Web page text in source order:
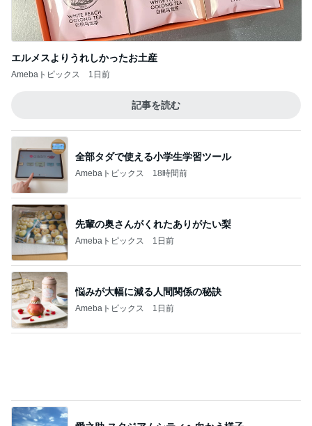
全部タダで使える小学生学習ツール
Amebaトピックス 18時間前
Amebaトピックス 1日前
悩みが大幅に減る人間関係の秘訣
Amebaトピックス 1日前
愛之助 スタジアムシティへ向かう様子
Amebaトピックス 1日前